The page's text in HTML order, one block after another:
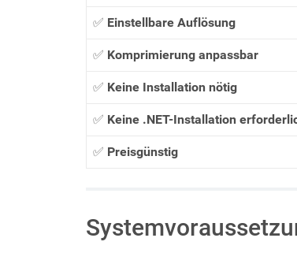
✅ Einstellbare Auflösung
✅ Komprimierung anpassbar
✅ Keine Installation nötig
✅ Keine .NET-Installation
✅ Preisgünstig